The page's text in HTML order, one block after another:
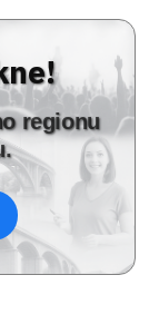
regionu